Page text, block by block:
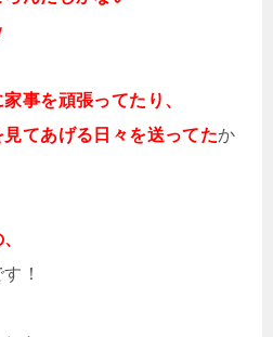
事を頑張ってたり、
てあげる日々を送ってたか
！